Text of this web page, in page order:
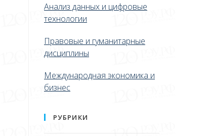
Анализ данных и цифровые
технологии
Правовые и гуманитарные
дисциплины
Международная экономика и
бизнес
РУБРИКИ